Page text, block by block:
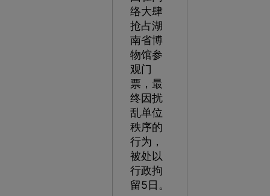
络大肆
抢占湖
南省博
物馆参
观门
票，最
终因扰
乱单位
秩序的
行为，
被处以
行政拘
留5日。